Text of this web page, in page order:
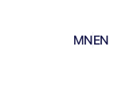
MNEN